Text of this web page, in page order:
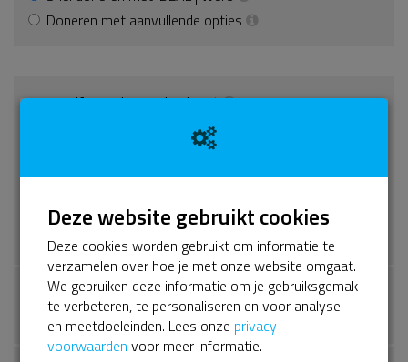
Doneren met aanvullende opties
Kies zelf een donatiebedrag*
Of kies een vaak gekozen bedrag
€ 15 € 25 € 50 € 100
Ik wil bijdragen aan de platformkosten zodat mijn donatie
zo volledig mogelijk naar het goede doel gaat.
Deze website gebruikt cookies
Deze cookies worden gebruikt om informatie te
verzamelen over hoe je met onze website omgaat.
We gebruiken deze informatie om je gebruiksgemak
te verbeteren, te personaliseren en voor analyse-
en meetdoeleinden. Lees onze privacy
voorwaarden voor meer informatie.